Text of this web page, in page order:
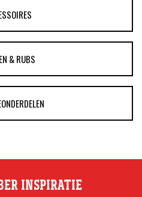
& RUBS
INSPIRATIE